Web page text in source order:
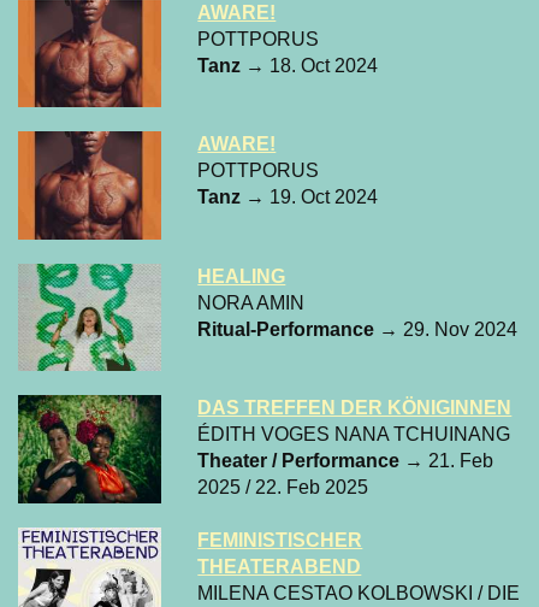
AWARE!
POTTPORUS
Tanz → 18. Oct 2024
AWARE!
POTTPORUS
Tanz → 19. Oct 2024
HEALING
NORA AMIN
Ritual-Performance → 29. Nov 2024
DAS TREFFEN DER KÖNIGINNEN
ÉDITH VOGES NANA TCHUINANG
Theater / Performance → 21. Feb
2025 / 22. Feb 2025
FEMINISTISCHER
THEATERABEND
MILENA CESTAO KOLBOWSKI / DIE